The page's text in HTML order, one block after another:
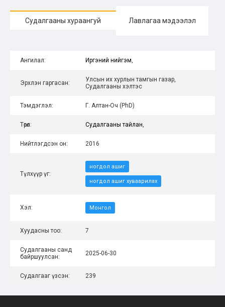
Судалгааны хураангуй Лавлагаа мэдээлэл
Ангилал: Иргэний нийгэм
Эрхлэн гаргасан:
Улсын их хурлын тамгын газар,
Судалгааны хэлтэс
Тэмдэглэл: Г. Алтан-Оч (PhD)
Төрөл: Судалгааны тайлан
Нийтлэгдсэн он: 2016
Түлхүүр үг:
ногдол ашиг
ногдол ашиг хуваарилах
Хэл: Монгол
Хуудасны тоо: 7
Судалгааны санд
байршуулсан:
2025-06-30
Судалгааг үзсэн: 239